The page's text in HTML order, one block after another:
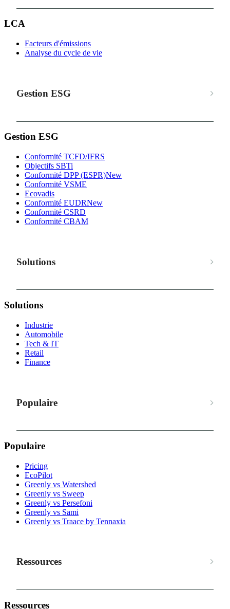
LCA
Facteurs d'émissions
Analyse du cycle de vie
Gestion ESG
Gestion ESG
Conformité TCFD/IFRS
Objectifs SBTi
Conformité DPP (ESPR)New
Conformité VSME
Ecovadis
Conformité EUDRNew
Conformité CSRD
Conformité CBAM
Solutions
Solutions
Industrie
Automobile
Tech & IT
Retail
Finance
Populaire
Populaire
Pricing
EcoPilot
Greenly vs Watershed
Greenly vs Sweep
Greenly vs Persefoni
Greenly vs Sami
Greenly vs Traace by Tennaxia
Ressources
Ressources